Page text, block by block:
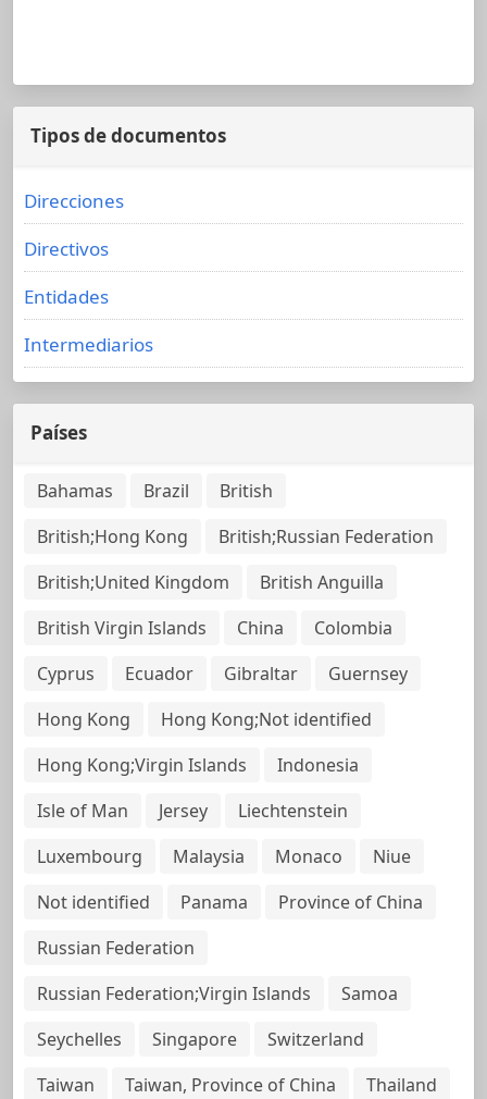
Tipos de documentos
Direcciones
Directivos
Entidades
Intermediarios
Países
Bahamas Brazil
British
British;Hong Kong
British;Russian Federation
British;United Kingdom
British Anguilla
British Virgin Islands
China
Colombia
Cyprus
Ecuador Gibraltar
Guernsey
Hong Kong
Hong Kong;Not identified
Hong Kong;Virgin Islands
Indonesia
Isle of Man
Jersey
Liechtenstein
Luxembourg
Malaysia Monaco
Niue
Not identified
Panama
Province of China
Russian Federation
Russian Federation;Virgin Islands
Samoa
Seychelles
Singapore
Switzerland
Taiwan
Taiwan, Province of China Thailand